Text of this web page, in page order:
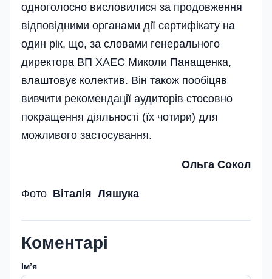
одноголосно висловилися за продовження
відповідними органами дії сертифікату на
один рік, що, за словами генерального
директора ВП ХАЕС Миколи Панащенка,
влаштовує колектив. Він також пообіцяв
вивчити рекомендації аудиторів стосовно
покращення діяльності (їх чотири) для
можливого застосування.
Ольга Сокол
Фото Віталія Ляшука
Коментарі
Імʼя